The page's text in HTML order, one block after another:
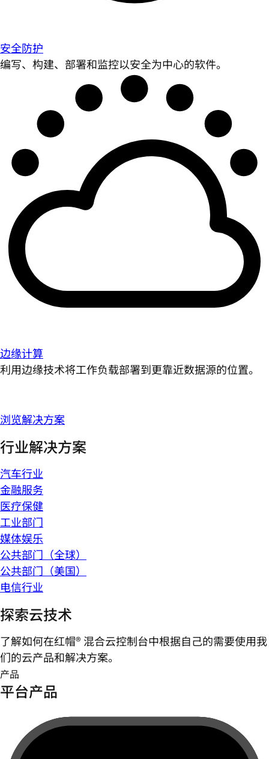
安全防护
编写、构建、部署和监控以安全为中心的软件。
边缘计算
利用边缘技术将工作负载部署到更靠近数据源的位置。
浏览解决方案
行业解决方案
汽车行业
金融服务
医疗保健
工业部门
媒体娱乐
公共部门（全球）
公共部门（美国）
电信行业
探索云技术
了解如何在红帽® 混合云控制台中根据自己的需要使用我
们的云产品和解决方案。
产品
平台产品